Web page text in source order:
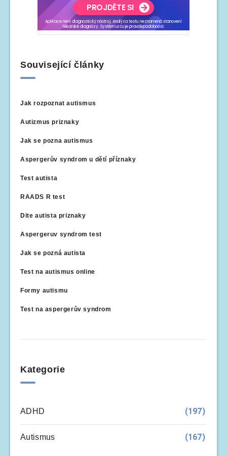
Související články
Jak rozpoznat autismus
Autizmus priznaky
Jak se pozna autismus
Aspergerův syndrom u dětí příznaky
Test autista
RAADS R test
Dite autista priznaky
Aspergeruv syndrom test
Jak se pozná autista
Test na autismus online
Formy autismu
Test na aspergerův syndrom
Kategorie
ADHD (197)
Autismus (167)